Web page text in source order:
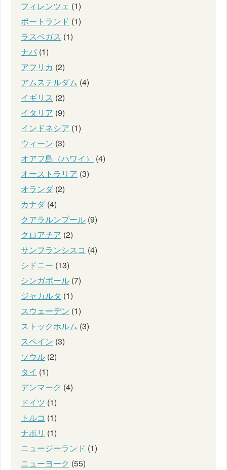
フィレンツェ (1)
ポートランド (1)
ラスベガス (1)
ナパ (1)
アフリカ (2)
アムステルダム (4)
イギリス (2)
イタリア (9)
インドネシア (1)
ウィーン (3)
オアフ島（ハワイ）
(4)
オーストラリア (3)
オランダ(2)
カナダ(4)
クアラルンプール (9)
クロアチア (2)
サンフランシスコ (4)
シドニー (13)
シンガポール (7)
ジャカルタ (1)
スウェーデン (1)
ストックホルム (3)
スペイン (3)
ソウル (2)
タイ (1)
デンマーク (4)
ドイツ (1)
トルコ (1)
ナポリ (1)
ニュージーランド (1)
ニューヨーク (55)